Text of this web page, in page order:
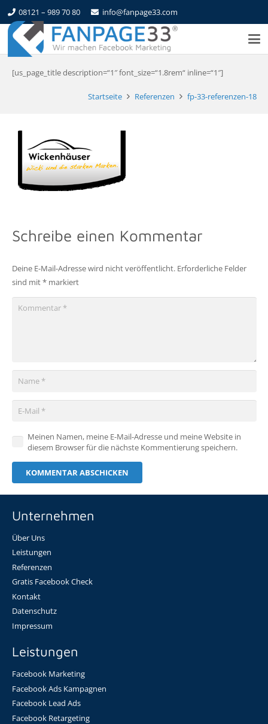
08121 – 989 70 80 info@fanpage33.com
[us_page_title description=“1″ font_size=“1.8rem“ inline=“1″]
Startseite Referenzen fp-33-referenzen-18
Schreibe einen Kommentar
Deine E-Mail-Adresse wird nicht veröffentlicht. Erforderliche Felder
sind mit*markiert
Meinen Namen, meine E-Mail-Adresse und meine Website in
diesem Browser für die nächste Kommentierung speichern.
KOMMENTAR ABSCHICKEN
Unternehmen
Über Uns
Leistungen
Referenzen
Gratis Facebook Check
Kontakt
Datenschutz
Impressum
Leistungen
Facebook Marketing
Facebook Ads Kampagnen
Facebook Lead Ads
Facebook Retargeting